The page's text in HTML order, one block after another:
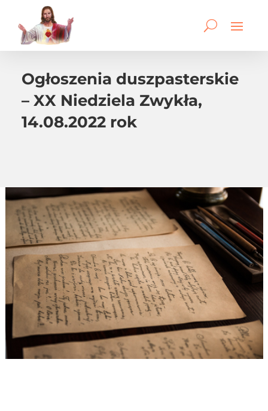
Ogłoszenia duszpasterskie
– XX Niedziela Zwykła,
14.08.2022 rok